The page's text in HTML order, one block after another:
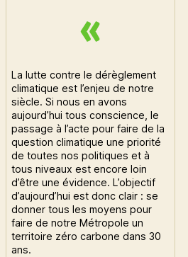
La lutte contre le dérèglement
climatique est l’enjeu de notre
siècle. Si nous en avons
aujourd’hui tous conscience, le
passage à l’acte pour faire de la
question climatique une priorité
de toutes nos politiques et à
tous niveaux est encore loin
d’être une évidence. L’objectif
d’aujourd’hui est donc clair : se
donner tous les moyens pour
faire de notre Métropole un
territoire zéro carbone dans 30
ans.